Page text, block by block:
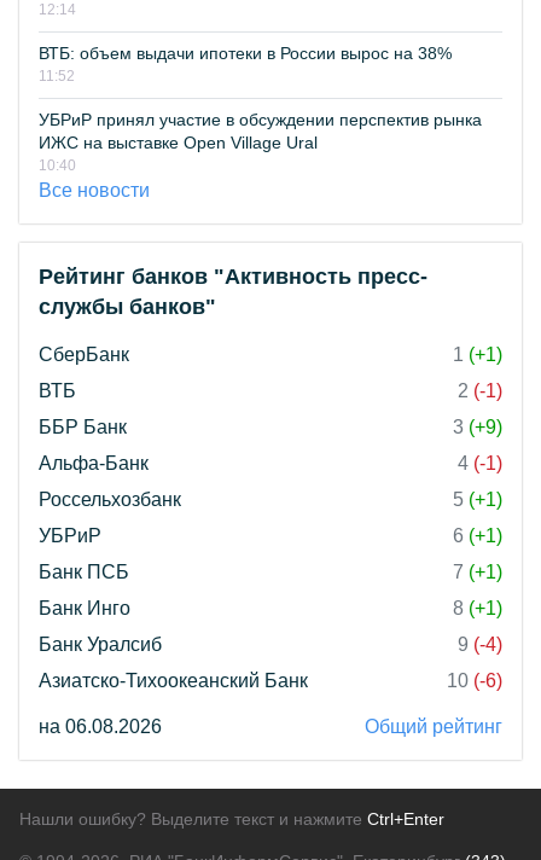
12:14
ВТБ: объем выдачи ипотеки в России вырос на 38%
11:52
УБРиР принял участие в обсуждении перспектив рынка
ИЖС на выставке Open Village Ural
10:40
Все новости
Рейтинг банков "Активность пресс-
службы банков"
СберБанк 1 (+1)
ВТБ
2 (-1)
ББР Банк
3 (+9)
Альфа-Банк
4 (-1)
Россельхозбанк
5 (+1)
УБРиР
6 (+1)
Банк ПСБ
7 (+1)
Банк Инго
8 (+1)
Банк Уралсиб
9 (-4)
Азиатско-Тихоокеанский Банк
10 (-6)
на 06.08.2026 Общий рейтинг
Нашли ошибку? Выделите текст и нажмите Ctrl+Enter